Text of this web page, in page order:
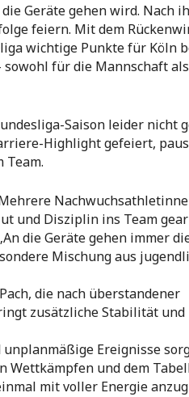
Geräte gehen wird. Nach
feiern. Mit dem
wichtige Punkte für Köln
für die Mannschaft
Saison leider nicht
Highlight gefeiert,
und Disziplin ins Team
die Geräte gehen immer
Mischung aus
die nach überstandener
zusätzliche Stabilität und
Ereignisse
und dem
mit voller Energie